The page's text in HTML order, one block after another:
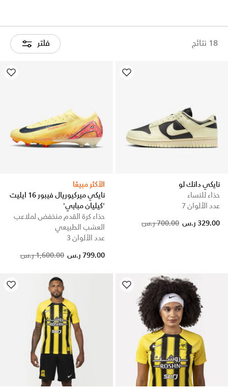
18 نتائج فلتر
نايكي دانك لو
حذاء للنساء
عدد الألوان 7
Price reduced from
700.00 ر.س to 329.00 ر.س
الأكثر مبيعًا
نايكي ميركيوريال فيبور 16 ايليت
'كيليان مبابي'
حذاء كرة القدم منخفض لملاعب
العشب الطبيعي
عدد الألوان 3
Price reduced from
1,600.00 ر.س to 799.00 ر.س